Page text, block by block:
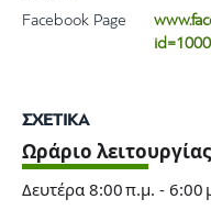
Facebook Page
ΣΧΕΤΙΚΑ
Ωράριο λειτουργίας
Δευτέρα 8:00 π.μ. - 6:00